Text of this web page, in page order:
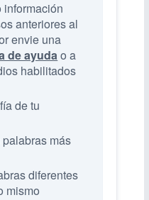
información
anteriores al
envie una
de ayudao a
habilitados
de tu
más
diferentes
mismo